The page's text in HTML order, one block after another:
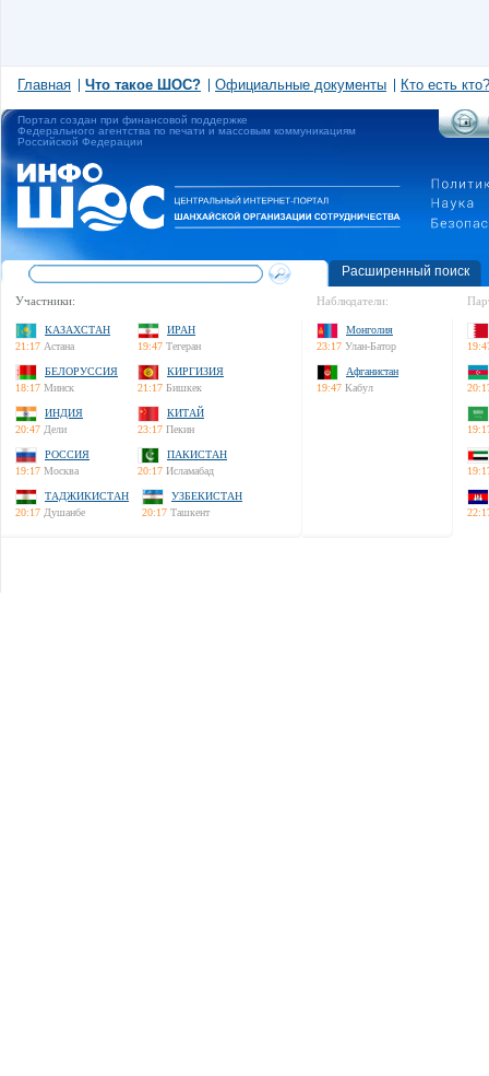
Главная Что такое ШОС? Официальные документы Кто есть кто?
Портал создан при финансовой поддержке
Федерального агентства по печати и массовым коммуникациям
Российской Федерации
Расширенный поиск
Участники:
КАЗАХСТАН
21:17 Астана
ИРАН
19:47 Тегеран
БЕЛОРУССИЯ
18:17 Минск
КИРГИЗИЯ
21:17 Бишкек
ИНДИЯ
20:47 Дели
КИТАЙ
23:17 Пекин
РОССИЯ
19:17 Москва
ПАКИСТАН
20:17 Исламабад
ТАДЖИКИСТАН
20:17 Душанбе
УЗБЕКИСТАН
20:17 Ташкент
Наблюдатели:
Монголия
23:17 Улан-Батор
Афганистан
19:47 Кабул